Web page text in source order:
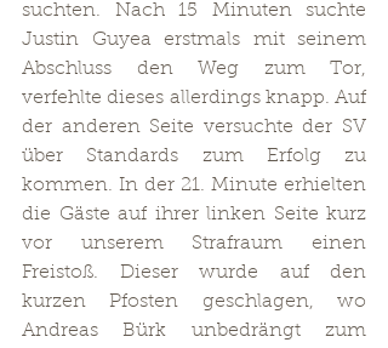
suchten. Nach 15 Minuten suchte
Justin Guyea erstmals mit seinem
Abschluss den Weg zum Tor,
verfehlte dieses allerdings knapp. Auf
der anderen Seite versuchte der SV
über Standards zum Erfolg zu
kommen. In der 21. Minute erhielten
die Gäste auf ihrer linken Seite kurz
vor unserem Strafraum einen
Freistoß. Dieser wurde auf den
kurzen Pfosten geschlagen, wo
Andreas Bürk unbedrängt zum